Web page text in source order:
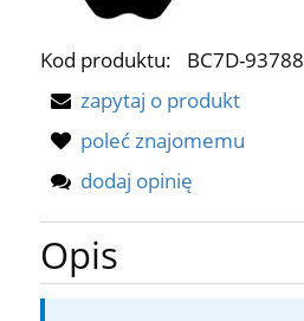
Kod produktu:
BC7D-93788
zapytaj o produkt
poleć znajomemu
dodaj opinię
Opis